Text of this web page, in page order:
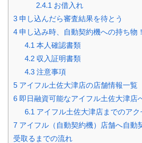
2.4.1 お借入れ
3 申し込んだら審査結果を待とう
4 申し込み時、自動契約機への持ち物
4.1 本人確認書類
4.2収入証明書類
4.3注意事項
5 アイフル土佐大津店の店舗情報一覧
6 即日融資可能なアイフル土佐大津店
6.1 アイフル土佐大津店までのア
7 アイフル（自動契約機）店舗へ自動
受取るまでの流れ